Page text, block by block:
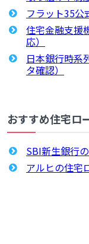
フラット35公
住宅金融支援
応）
日本銀行時系
タ確認）
おすすめ住宅ロ
SBI新生銀行
アルヒの住宅